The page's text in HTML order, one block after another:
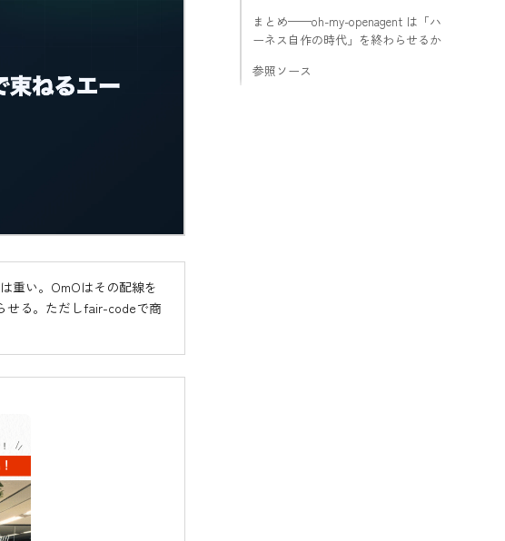
重い。OmOはその配線を
せる。ただしfair-codeで商
まとめ——oh-my-openagent は「ハ
ーネス自作の時代」を終わらせるか
参照ソース